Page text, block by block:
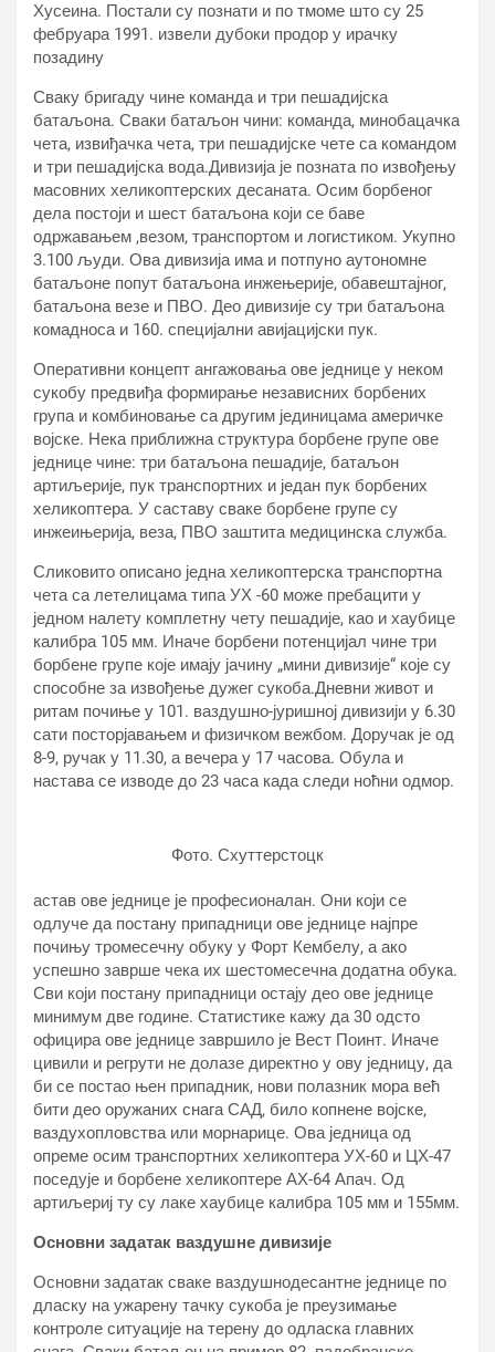
Хусеина. Постали су познати и по тмоме што су 25
фебруара 1991. извели дубоки продор у ирачку
позадину
Сваку бригаду чине команда и три пешадијска
батаљона. Сваки батаљон чини: команда, минобацачка
чета, извиђачка чета, три пешадијске чете са командом
и три пешадијска вода.Дивизија је позната по извођењу
масовних хеликоптерских десаната. Осим борбеног
дела постоји и шест батаљона који се баве
одржавањем ,везом, транспортом и логистиком. Укупно
3.100 људи. Ова дивизија има и потпуно аутономне
батаљоне попут батаљона инжењерије, обавештајног,
батаљона везе и ПВО. Део дивизије су три батаљона
комадноса и 160. специјални авијацијски пук.
Оперативни концепт ангажовања ове једнице у неком
сукобу предвиђа формирање независних борбених
група и комбиновање са другим јединицама америчке
војске. Нека приближна структура борбене групе ове
једнице чине: три батаљона пешадије, батаљон
артиљерије, пук транспортних и један пук борбених
хеликоптера. У саставу сваке борбене групе су
инжеињерија, веза, ПВО заштита медицинска служба.
Сликовито описано једна хеликоптерска транспортна
чета са летелицама типа УХ -60 може пребацити у
једном налету комплетну чету пешадије, као и хаубице
калибра 105 мм. Иначе борбени потенцијал чине три
борбене групе које имају јачину „мини дивизије“ које су
способне за извођење дужег сукоба.Дневни живот и
ритам почиње у 101. ваздушно-јуришној дивизији у 6.30
сати посторјавањем и физичком вежбом. Доручак је од
8-9, ручак у 11.30, а вечера у 17 часова. Обула и
настава се изводе до 23 часа када следи ноћни одмор.
Фото. Схуттерстоцк
астав ове једнице је професионалан. Они који се
одлуче да постану припадници ове једнице најпре
почињу тромесечну обуку у Форт Кембелу, а ако
успешно заврше чека их шестомесечна додатна обука.
Сви који постану припадници остају део ове једнице
минимум две године. Статистике кажу да 30 одсто
официра ове једнице завршило је Вест Поинт. Иначе
цивили и регрути не долазе директно у ову једницу, да
би се постао њен припадник, нови полазник мора већ
бити део оружаних снага САД, било копнене војске,
ваздухопловства или морнарице. Ова једница од
опреме осим транспортних хеликоптера УХ-60 и ЦХ-47
поседује и борбене хеликоптере АХ-64 Апач. Од
артиљериј ту су лаке хаубице калибра 105 мм и 155мм.
Основни задатак ваздушне дивизије
Основни задатак сваке ваздушнодесантне једнице по
дласку на ужарену тачку сукоба је преузимање
контроле ситуације на терену до одласка главних